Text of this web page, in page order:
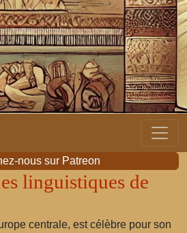
nous sur Patreon
linguistiques de
centrale, est célèbre pour son